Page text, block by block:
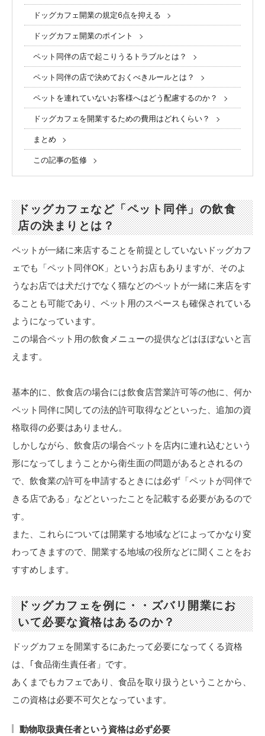
ドッグカフェ開業の規定6点を抑える
ドッグカフェ開業のポイント
ペット同伴の店で起こりうるトラブルとは？
ペット同伴の店で決めておくべきルールとは？
ペットを連れていないお客様へはどう配慮するのか？
ドッグカフェを開業するための費用はどれくらい？
まとめ
この記事の監修
ドッグカフェなど「ペット同伴」の飲食
店の決まりとは？
ペットが一緒に来店することを前提としていないドッグカフ
ェでも「ペット同伴OK」というお店もありますが、そのよ
うなお店では犬だけでなく猫などのペットが一緒に来店をす
ることも可能であり、ペット用のスペースも確保されている
ようになっています。
この場合ペット用の飲食メニューの提供などはほぼないと言
えます。
基本的に、飲食店の場合には飲食店営業許可等の他に、何か
ペット同伴に関しての法的許可取得などといった、追加の資
格取得の必要はありません。
しかしながら、飲食店の場合ペットを店内に連れ込むという
形になってしまうことから衛生面の問題があるとされるの
で、飲食業の許可を申請するときには必ず「ペットが同伴で
きる店である」などといったことを記載する必要があるので
す。
また、これらについては開業する地域などによってかなり変
わってきますので、開業する地域の役所などに聞くことをお
すすめします。
ドッグカフェを例に・・ズバリ開業にお
いて必要な資格はあるのか？
ドッグカフェを開業するにあたって必要になってくる資格
は、｢食品衛生責任者」です。
あくまでもカフェであり、食品を取り扱うということから、
この資格は必要不可欠となっています。
動物取扱責任者という資格は必ず必要